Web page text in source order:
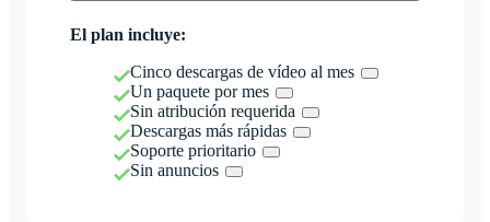
El plan incluye:
Cinco descargas de vídeo al mes
Un paquete por mes
Sin atribución requerida
Descargas más rápidas
Soporte prioritario
Sin anuncios